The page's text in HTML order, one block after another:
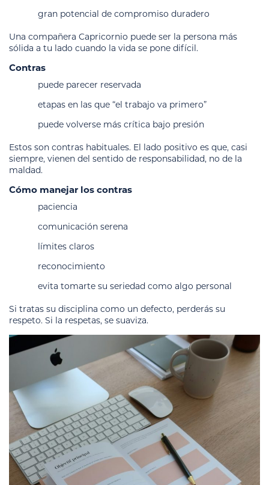
gran potencial de compromiso duradero
Una compañera Capricornio puede ser la persona más
sólida a tu lado cuando la vida se pone difícil.
Contras
puede parecer reservada
etapas en las que “el trabajo va primero”
puede volverse más crítica bajo presión
Estos son contras habituales. El lado positivo es que, casi
siempre, vienen del sentido de responsabilidad, no de la
maldad.
Cómo manejar los contras
paciencia
comunicación serena
límites claros
reconocimiento
evita tomarte su seriedad como algo personal
Si tratas su disciplina como un defecto, perderás su
respeto. Si la respetas, se suaviza.